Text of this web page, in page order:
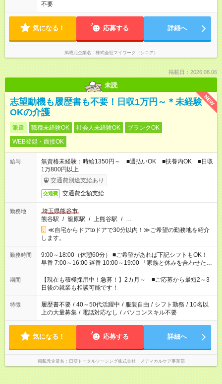
不要
気になる！ 応募する 詳細へ
掲載元企業名 株式会社マイワーク（シニア）
掲載日：2026.08.06
未読
NEW
志望動機も履歴書も不要！日収1万円～＊未経験
OKの介護
派遣 職種未経験OK 社会人未経験OK
ブランクOK
WEB登録・面接OK
給与
無資格未経験：時給1350円～ ■週払いOK ■扶養内OK ■日収
1万800円以上
交通費別途支給あり
交通費 交通費全額支給
勤務地
埼玉県熊谷市
熊谷駅 / 籠原駅 / 上熊谷駅 / …
≪自宅からドアtoドアで30分以内！≫ご希望の勤務地を紹介
します。
勤務時間
9:00～18:00（休憩60分） ■ご希望があれば下記シフトもOK！
早番 7:00～16:00 遅番 10:00～19:00 「家族と休みを合わせた
い」 「余裕を持って夕飯の準備がしたい」 「できれば残業はし
たくない」 など、ご希望を教えてくださいね。 ※Wワーク希望
の方へ 今ご覧のお仕事で希望する勤務時間と、もう1つのお仕事
の勤務時間。 合計で週40時間を超える場合は応募できません。
期間
【現在も積極採用中！急募！】2カ月～ ■ご応募から最短2～3
日後の就業も相談可能です！
特徴 履歴書不要 / 40～50代活躍中 / 服装自由 / シフト勤務 / 10名以
上の大量募集 / 電話対応なし / パソコンスキル不要
気になる！ 応募する 詳細へ
掲載元企業名 日研トータルソーシング株式会社 メディカルケア事業部